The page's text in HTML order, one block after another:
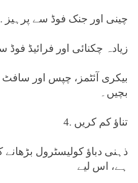
3. چینی اور جنک فوڈ سے پرہیز
زیادہ چکنائی اور فرائیڈ
بیکری آئٹمز، چپس اور
بچیں۔
4. تناؤ کم کریں
ذہنی دباؤ کولیسٹرول
ہے، اس لیے